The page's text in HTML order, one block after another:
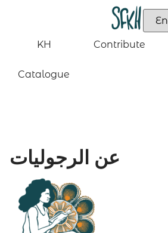
KH
Catalogue
Contribute
عن الرجوليات